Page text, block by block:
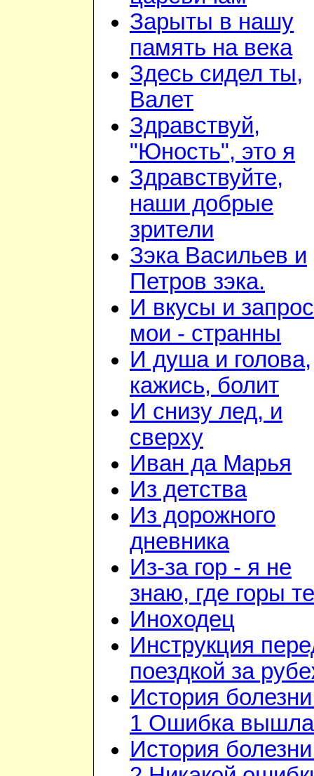
Зарыты в нашу
память на века
Здесь сидел ты,
Валет
Здравствуй,
"Юность", это я
Здравствуйте,
наши добрые
зрители
Зэка Васильев и
Петров зэка.
И вкусы и
мои - странны
И душа и голова,
кажись, болит
И снизу лед, и
сверху
Иван да Марья
Из детства
Из дорожного
дневника
Из-за гор - я не
знаю, где горы те
Иноходец
Инструкция
поездкой за
История
1 Ошибка вышла
История